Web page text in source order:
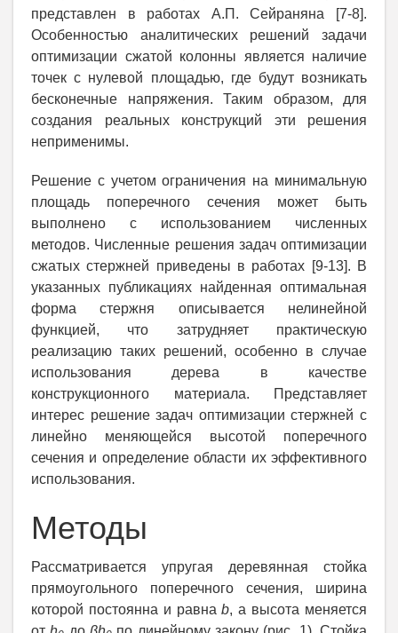
представлен в работах А.П. Сейраняна [7-8].
Особенностью аналитических решений задачи
оптимизации сжатой колонны является наличие
точек с нулевой площадью, где будут возникать
бесконечные напряжения. Таким образом, для
создания реальных конструкций эти решения
неприменимы.
Решение с учетом ограничения на минимальную
площадь поперечного сечения может быть
выполнено с использованием численных
методов. Численные решения задач оптимизации
сжатых стержней приведены в работах [9-13]. В
указанных публикациях найденная оптимальная
форма стержня описывается нелинейной
функцией, что затрудняет практическую
реализацию таких решений, особенно в случае
использования дерева в качестве
конструкционного материала. Представляет
интерес решение задач оптимизации стержней с
линейно меняющейся высотой поперечного
сечения и определение области их эффективного
использования.
Методы
Рассматривается упругая деревянная стойка
прямоугольного поперечного сечения, ширина
которой постоянна и равнаb, а высота меняется